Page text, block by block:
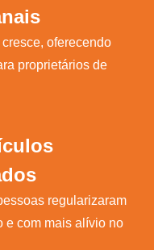
oferecendo
proprietários de
regularizaram
e com mais alívio no